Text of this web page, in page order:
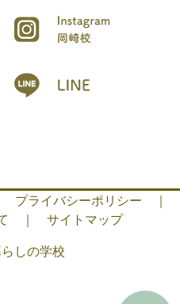
プライバシーポリシー
｜
｜
サイトマップ
しの学校